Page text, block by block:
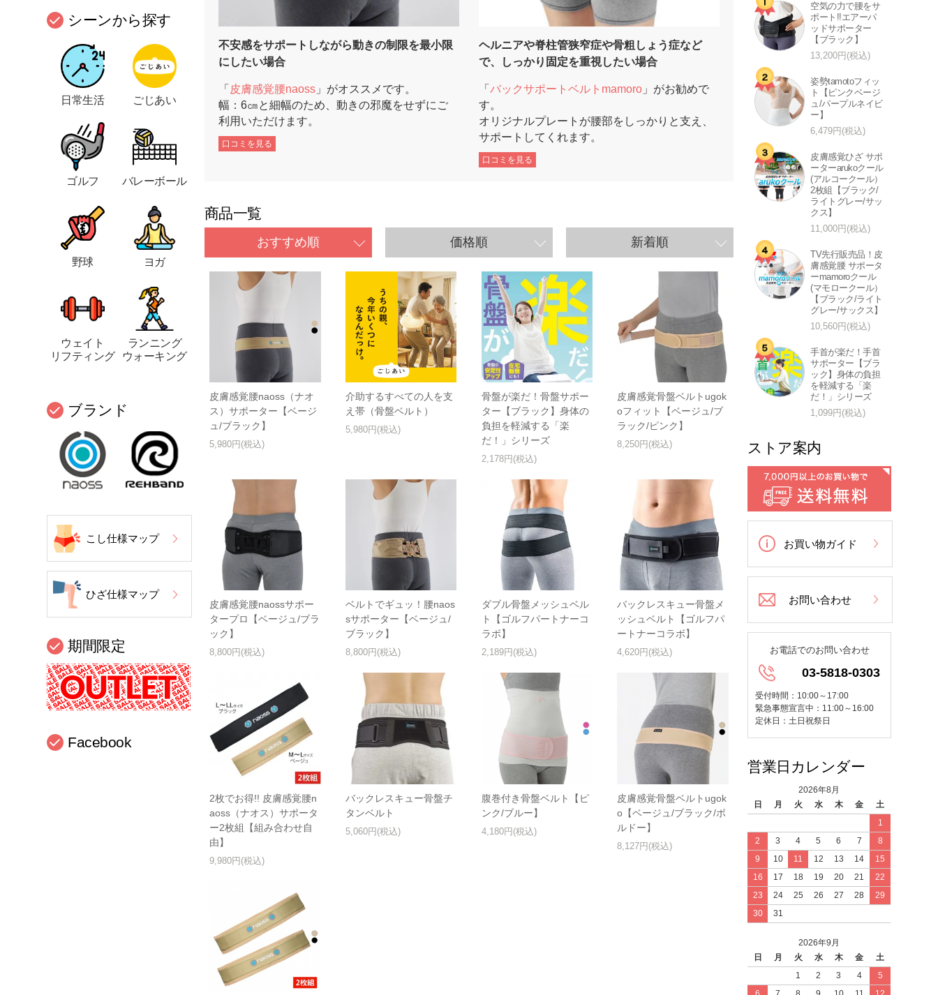
不安感をサポートしながら動きの制限を最小限
にしたい場合
「 皮膚感覚腰naoss」がオススメです。
幅：6㎝と細幅のため、動きの邪魔をせずにご
利用いただけます。
口コミを見る
ヘルニアや脊柱管狭窄症や骨粗しょう症など
で、しっかり固定を重視したい場合
「バックサポートベルトmamoro 」がお勧めで
す。
オリジナルプレートが腰部をしっかりと支え、
サポートしてくれます。
口コミを見る
商品一覧
おすすめ順 価格順 新着順
皮膚感覚腰naoss（ナオ
ス）サポーター【ベージ
ュ/ブラック】
5,980円(税込)
介助するすべての人を支
え帯（骨盤ベルト）
5,980円(税込)
骨盤が楽だ！骨盤サポー
ター【ブラック】身体の
負担を軽減する「楽
だ！」シリーズ
2,178円(税込)
皮膚感覚骨盤ベルトugok
oフィット【ベージュ/ブ
ラック/ピンク】
8,250円(税込)
皮膚感覚腰naossサポー
タープロ【ベージュ/ブラ
ック】
8,800円(税込)
ベルトでギュッ！腰naos
sサポーター【ベージュ/
ブラック】
8,800円(税込)
ダブル骨盤メッシュベル
ト【ゴルフパートナーコ
ラボ】
2,189円(税込)
バックレスキュー骨盤メ
ッシュベルト【ゴルフパ
ートナーコラボ】
4,620円(税込)
2枚でお得!! 皮膚感覚腰n
aoss（ナオス）サポータ
ー2枚組【組み合わせ自
由】
9,980円(税込)
バックレスキュー骨盤チ
タンベルト
5,060円(税込)
腹巻付き骨盤ベルト【ピ
ンク/ブルー】
4,180円(税込)
皮膚感覚骨盤ベルトugok
o【ベージュ/ブラック/ボ
ルドー】
8,127円(税込)
シーンから探す
日常生活 ごじあい
ゴルフ バレーボール
野球 ヨガ
ウェイト
リフティング
ランニング
ウォーキング
ブランド
こし仕様マップ
ひざ仕様マップ
期間限定
Facebook
空気の力で腰をサ
ポート!!エアーパ
ッドサポーター
【ブラック】
13,200円(税込)
姿勢tamotoフィッ
ト【ピンクベージ
ュ/パープルネイビ
ー】
6,479円(税込)
皮膚感覚ひざ サポ
ーターarukoクール
(アルコークール）
2枚組【ブラック/
ライトグレー/サッ
クス】
11,000円(税込)
TV先行販売品！皮
膚感覚腰 サポータ
ーmamoroクール
(マモロークール）
【ブラック/ライト
グレー/サックス】
10,560円(税込)
手首が楽だ！手首
サポーター【ブラ
ック】身体の負担
を軽減する「楽
だ！」シリーズ
1,099円(税込)
ストア案内
お買い物ガイド
お問い合わせ
お電話でのお問い合わせ
03-5818-0303
受付時間：10:00～17:00
緊急事態宣言中：11:00～16:00
定休日：土日祝祭日
営業日カレンダー
2026年8月
日
月 火 水 木 金
土
1
2
3 4 5 6 7
8
9
10 11 12 13 14
15
16
17 18 19 20 21
22
23
24 25 26 27 28
29
30
31
2026年9月
日
月 火 水 木 金
土
1
2 3 4
5